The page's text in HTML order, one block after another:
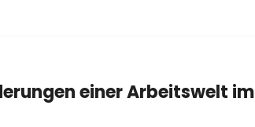
einer Arbeitswelt im